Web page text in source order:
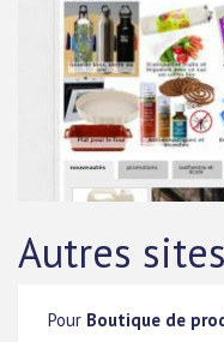
Autres
Pour Boutique de